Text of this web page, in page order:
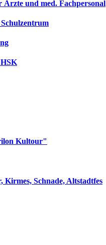
und med. Fachpersonal
Kultour"
Kirmes, Schnade, Altstadtfes